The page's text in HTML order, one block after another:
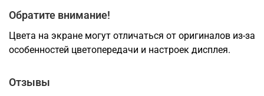
Обратите внимание!
Цвета на экране могут отличаться от оригиналов из-за
особенностей цветопередачи и настроек дисплея.
Отзывы